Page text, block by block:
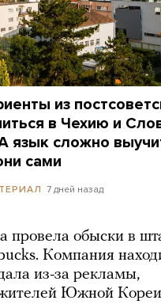
из
в Чехию и
язык сложно
сами
7 дней назад
провела обыски в
Компания
из-за рекламы,
Южной Кореи